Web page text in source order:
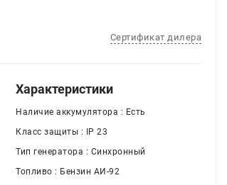
Сертификат дилера
Характеристики
Наличие аккумулятора : Есть
Класс защиты : IP 23
Тип генератора : Синхронный
Топливо : Бензин АИ-92